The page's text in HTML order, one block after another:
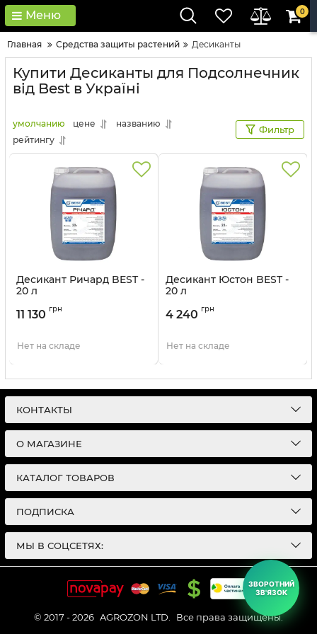
ЗВОРОТНИЙ
ЗВ'ЯЗОК
Меню 0
Главная Средства защиты растений Десиканты
Купити Десиканты для Подсолнечник
від Best в Україні
умолчанию цене
названию
рейтингу
Фильтр
Десикант Ричард BEST -
20 л
11 130 грн
Нет на складе
Десикант Юстон BEST -
20 л
4 240 грн
Нет на складе
КОНТАКТЫ
О МАГАЗИНЕ
КАТАЛОГ ТОВАРОВ
ПОДПИСКА
МЫ В СОЦСЕТЯХ:
© 2017 - 2026 AGROZON LTD. Все права защищены.